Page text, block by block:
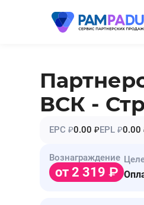
ВСК -
EPC ₽0.00 ₽EPL ₽0.00
Вознаграждение
от 2 319